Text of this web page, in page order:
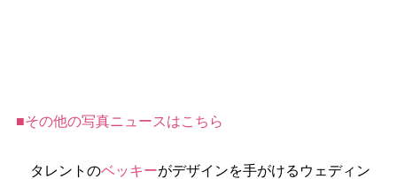
■その他の写真ニュースはこちら
タレントのベッキーがデザインを手がけるウェディン